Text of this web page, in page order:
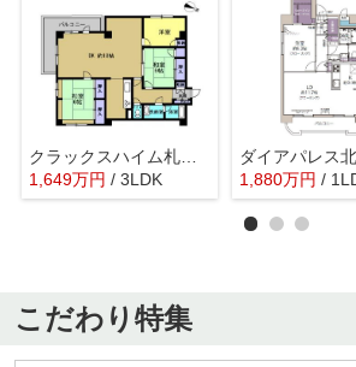
クラックスハイム札幌山鼻
1,649万円 / 3LDK
1,880万円 /
こだわり特集